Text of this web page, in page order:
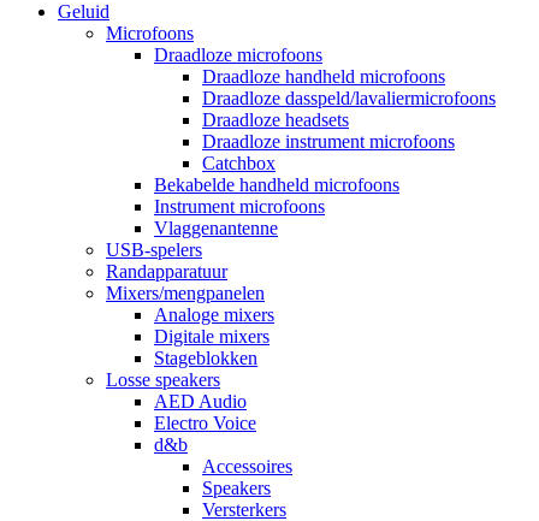
Geluid
Microfoons
Draadloze microfoons
Draadloze handheld microfoons
Draadloze dasspeld/lavaliermicrofoons
Draadloze headsets
Draadloze instrument microfoons
Catchbox
Bekabelde handheld microfoons
Instrument microfoons
Vlaggenantenne
USB-spelers
Randapparatuur
Mixers/mengpanelen
Analoge mixers
Digitale mixers
Stageblokken
Losse speakers
AED Audio
Electro Voice
d&b
Accessoires
Speakers
Versterkers